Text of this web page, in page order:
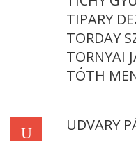
TIPARY
TORDAY
TORNYAI
TÓTH
U UDVARY